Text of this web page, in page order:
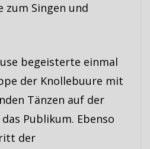
zum Singen und
begeisterte einmal
der Knollebuure mit
Tänzen auf der
Publikum. Ebenso
der